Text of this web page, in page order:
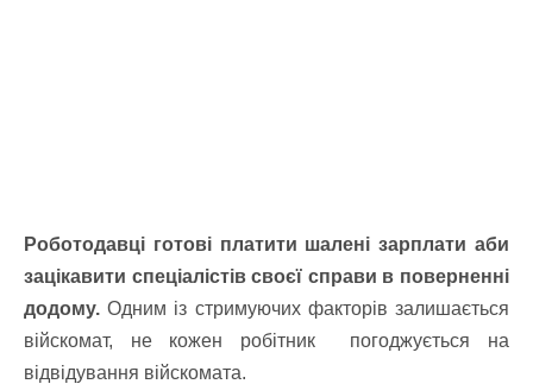
Роботодавці готові платити шалені зарплати аби
зацікавити спеціалістів своєї справи в поверненні
додому. Одним із стримуючих факторів залишається
війскомат, не кожен робітник погоджується на
відвідування війскомата.